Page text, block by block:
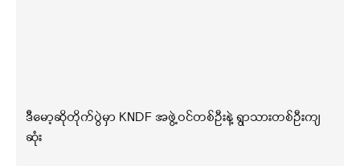
ဒီမော့ဆိုတိုက်ပွဲမှာ KNDF အဖွဲ့ဝင်တစ်ဦးနဲ့ ရွာသားတစ်ဦးကျ
ဆုံး